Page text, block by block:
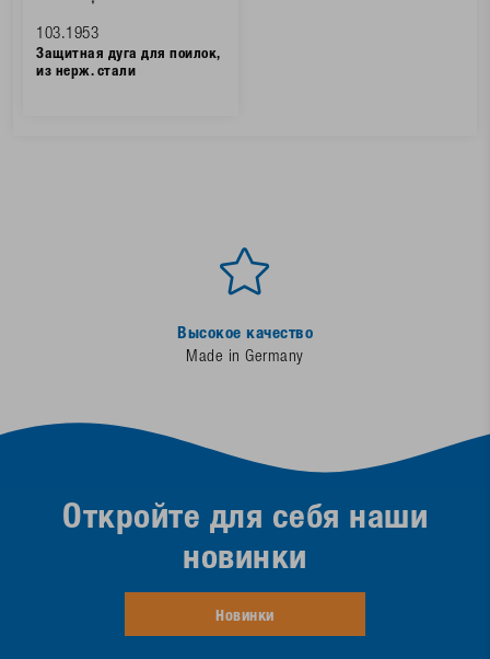
103.1953
Защитная дуга для поилок,
из нерж. стали
Высокое качество
Made in Germany
Откройте для себя наши
новинки
Новинки